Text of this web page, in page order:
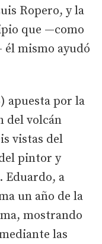
Ropero, y la
que —como
mismo ayudó
apuesta por la
del volcán
vistas del
pintor y
Eduardo, a
un año de la
mostrando
las